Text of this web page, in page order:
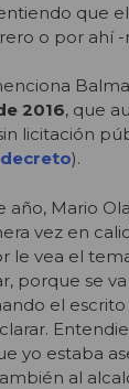
que
o por ahí
2016, que
licitación
).
año, Mario
vez en
le vea el
porque se
el
yo estaba
al